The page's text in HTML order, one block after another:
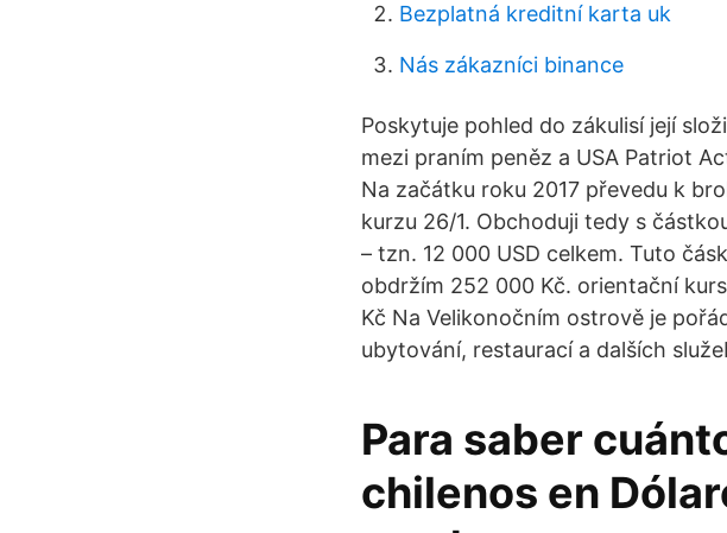
Bezplatná kreditní karta uk
Nás zákazníci binance
Poskytuje pohled do zákulisí její
mezi praním peněz a USA Patriot
Na začátku roku 2017 převedu k
kurzu 26/1. Obchoduji tedy s
– tzn. 12 000 USD celkem. Tuto
obdržím 252 000 Kč. orientační
Kč Na Velikonočním ostrově je
ubytování, restaurací a dalších
Para saber
chilenos en